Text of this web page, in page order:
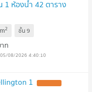
1 ห้องน้ำ 42 ตาราง
m2 ชั้น9
ท
05/08/2026 4:40:10
1